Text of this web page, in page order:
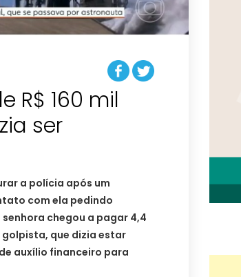
R$ 160 mil
ser
a polícia após um
com ela pedindo
chegou a pagar 4,4
golpista, que dizia estar
auxílio financeiro para